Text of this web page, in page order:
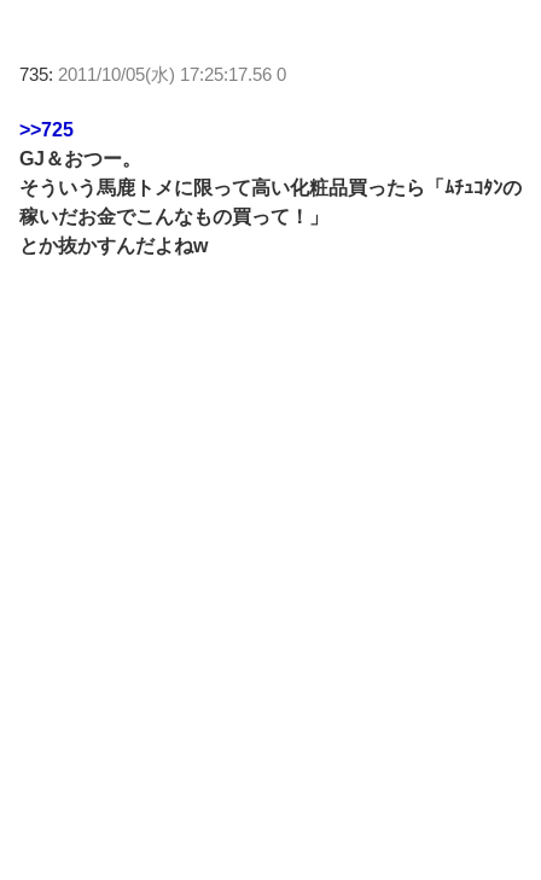
735: 2011/10/05(水) 17:25:17.56 0
>>725
GJ＆おつー。
そういう馬鹿トメに限って高い化粧品買ったら「ﾑﾁｭｺﾀﾝの
稼いだお金でこんなもの買って！」
とか抜かすんだよねw